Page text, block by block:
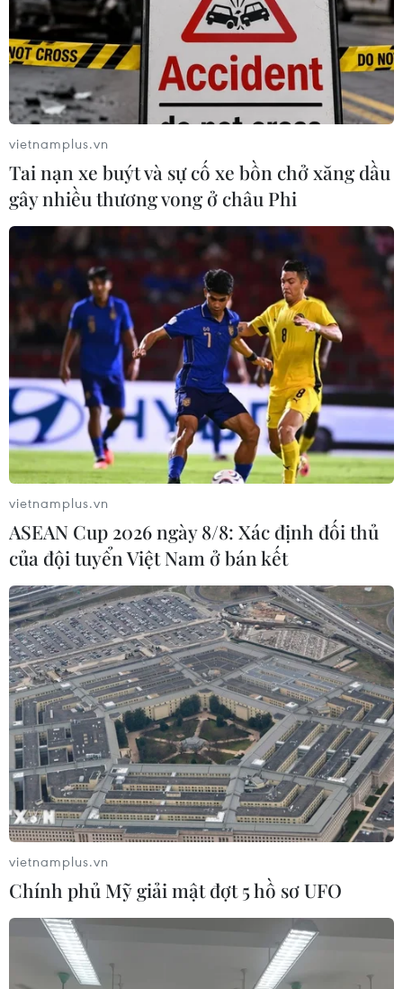
TIN CÙNG CHUYÊN MỤC
Dấu mốc quan trọng đưa quan hệ
Việt Nam-New Zealand phát triển
thực chất và hiệu quả hơn
vietnamplus.vn
Tai nạn xe buýt và sự cố xe bồn chở xăng dầu
gây nhiều thương vong ở châu Phi
vietnamplus.vn
ASEAN Cup 2026 ngày 8/8: Xác định đối thủ
của đội tuyển Việt Nam ở bán kết
vietnamplus.vn
Chính phủ Mỹ giải mật đợt 5 hồ sơ UFO